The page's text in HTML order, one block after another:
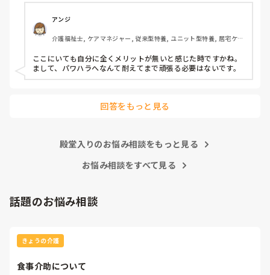
6月入社して最初は違い過ぎる事ばかりで
戸惑い、仕事を覚えるのが大変でしたが、
介護の仕事だけに集中出来る今の職場は
有難いなと感謝しています。
皆さんの転職する決め手は何ですか？
アンジ
介護福祉士, ケアマネジャー, 従来型特養, ユニット型特養, 居宅ケア
ここにいても自分に全くメリットが無いと感じた時ですかね。
まして、パワハラへなんて耐えてまで頑張る必要はないです。
回答をもっと見る
殿堂入りのお悩み相談をもっと見る
お悩み相談をすべて見る
話題のお悩み相談
きょうの介護
食事介助について